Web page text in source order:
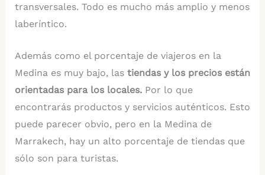
transversales. Todo es mucho más amplio y menos
laberíntico.
Además como el porcentaje de viajeros en la
Medina es muy bajo, lastiendas y los precios están
orientadas para los locales.Por lo que
encontrarás productos y servicios auténticos. Esto
puede parecer obvio, pero en la Medina de
Marrakech, hay un alto porcentaje de tiendas que
sólo son para turistas.